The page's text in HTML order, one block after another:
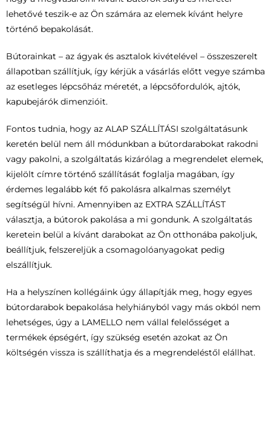
lehetővé teszik-e az Ön számára az elemek kívánt helyre
történő bepakolását.
Bútorainkat – az ágyak és asztalok kivételével – összeszerelt
állapotban szállítjuk, így kérjük a vásárlás előtt vegye számba
az esetleges lépcsőház méretét, a lépcsőfordulók, ajtók,
kapubejárók dimenzióit.
Fontos tudnia, hogy az ALAP SZÁLLÍTÁSI szolgáltatásunk
keretén belül nem áll módunkban a bútordarabokat rakodni
vagy pakolni, a szolgáltatás kizárólag a megrendelet elemek,
kijelölt címre történő szállítását foglalja magában, így
érdemes legalább két fő pakolásra alkalmas személyt
segítségül hívni. Amennyiben az EXTRA SZÁLLÍTÁST
választja, a bútorok pakolása a mi gondunk. A szolgáltatás
keretein belül a kívánt darabokat az Ön otthonába pakoljuk,
beállítjuk, felszereljük a csomagolóanyagokat pedig
elszállítjuk.
Ha a helyszínen kollégáink úgy állapítják meg, hogy egyes
bútordarabok bepakolása helyhiányból vagy más okból nem
lehetséges, úgy a LAMELLO nem vállal felelősséget a
termékek épségért, így szükség esetén azokat az Ön
költségén vissza is szállíthatja és a megrendeléstől elállhat.